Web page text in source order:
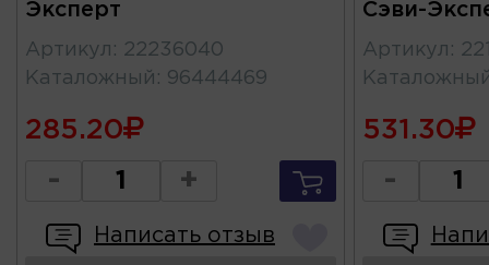
Эксперт
Артикул : 22236040
Каталожный : 96444469
285.20
- +
Написать отзыв
Сэви-
Артикул :
531.30
-